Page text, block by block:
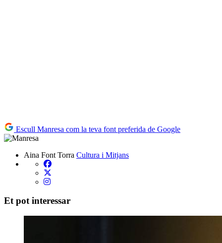
Escull Manresa com la teva font preferida de Google
Aina Font Torra Cultura i Mitjans
Et pot interessar